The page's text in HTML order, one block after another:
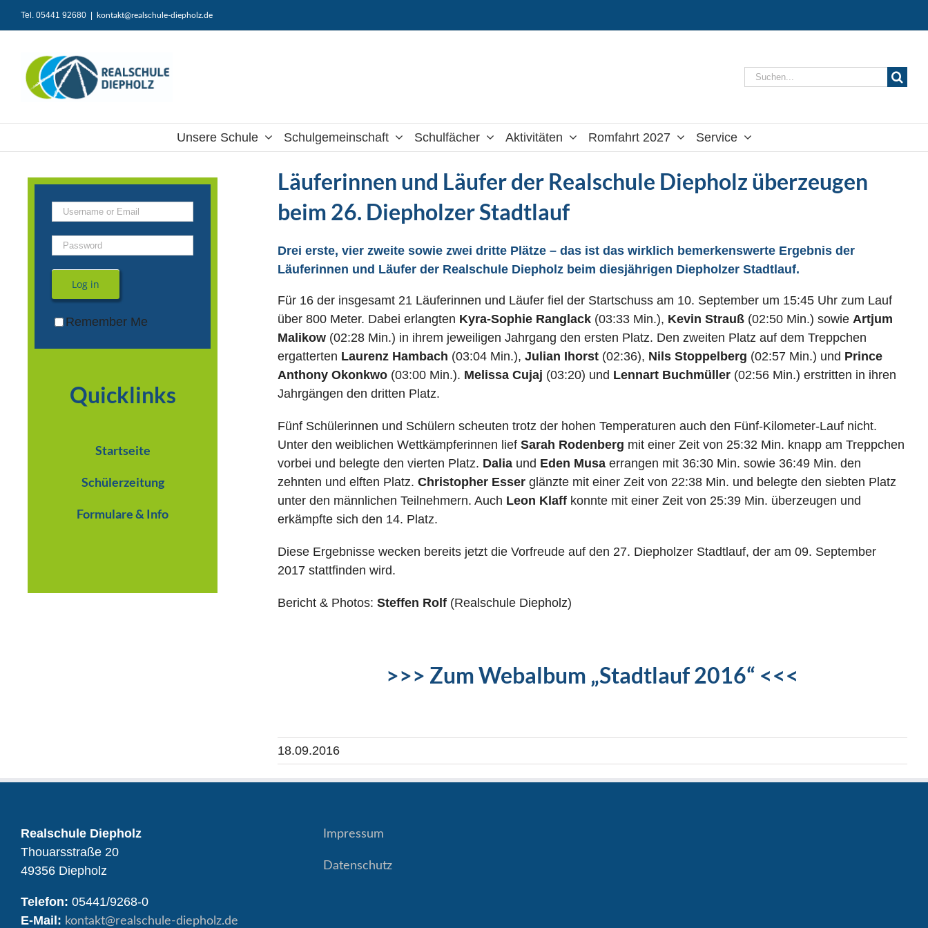
Tel. 05441 92680 kontakt@realschule-diepholz.de
Suche
Unsere Schule Schulgemeinschaft Schulfächer Aktivitäten Romfahrt 2027 Service
Läuferinnen und Läufer der Realschule Diepholz überzeugen
beim 26. Diepholzer Stadtlauf
Drei erste, vier zweite sowie zwei dritte Plätze – das ist das wirklich bemerkenswerte Ergebnis der
Läuferinnen und Läufer der Realschule Diepholz beim diesjährigen Diepholzer Stadtlauf.
Für 16 der insgesamt 21 Läuferinnen und Läufer fiel der Startschuss am 10. September um 15:45 Uhr zum Lauf
über 800 Meter. Dabei erlangten Kyra-Sophie Ranglack (03:33 Min.), Kevin Strauß (02:50 Min.) sowieArtjum
Malikow (02:28 Min.) in ihrem jeweiligen Jahrgang den ersten Platz. Den zweiten Platz auf dem Treppchen
ergatterten Laurenz Hambach (03:04 Min.),Julian Ihorst (02:36), Nils Stoppelberg (02:57 Min.) und Prince
Anthony Okonkwo (03:00 Min.). Melissa Cujaj (03:20) und Lennart Buchmüller (02:56 Min.) erstritten in ihren
Jahrgängen den dritten Platz.
Fünf Schülerinnen und Schülern scheuten trotz der hohen Temperaturen auch den Fünf-Kilometer-Lauf nicht.
Unter den weiblichen Wettkämpferinnen liefSarah Rodenberg mit einer Zeit von 25:32 Min. knapp am Treppchen
vorbei und belegte den vierten Platz. Dalia und Eden Musa errangen mit 36:30 Min. sowie 36:49 Min. den
zehnten und elften Platz.Christopher Esser glänzte mit einer Zeit von 22:38 Min. und belegte den siebten Platz
unter den männlichen Teilnehmern. Auch Leon Klaff konnte mit einer Zeit von 25:39 Min. überzeugen und
erkämpfte sich den 14. Platz.
Diese Ergebnisse wecken bereits jetzt die Vorfreude auf den 27. Diepholzer Stadtlauf, der am 09. September
2017 stattfinden wird.
Bericht & Photos:Steffen Rolf (Realschule Diepholz)
>>> Zum Webalbum „Stadtlauf 2016“ <<<
18.09.2016
Log in
Remember Me
Quicklinks
Startseite
Schülerzeitung
Formulare & Info
Realschule Diepholz
Thouarsstraße 20
49356 Diepholz
Telefon: 05441/9268-0
E-Mail: kontakt@realschule-diepholz.de
Impressum
Datenschutz